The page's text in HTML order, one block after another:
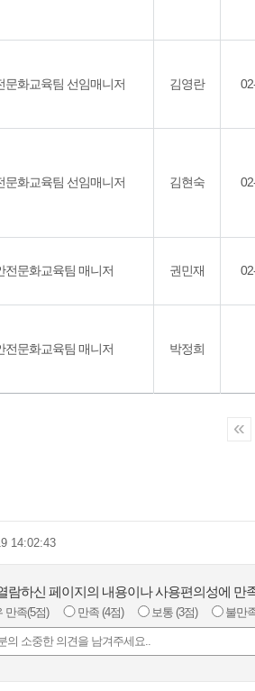
문화교육팀 선임매니저 김영란
문화교육팀 선임매니저 김현숙
전문화교육팀 매니저 권민재
전문화교육팀 매니저 박정희
«
14:02:43
람하신 페이지의 내용이나 사용편의성에 만
만족(5점) 만족 (4점) 보통 (3점) 불만